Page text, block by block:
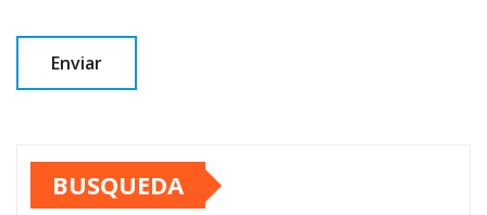
BUSQUEDA